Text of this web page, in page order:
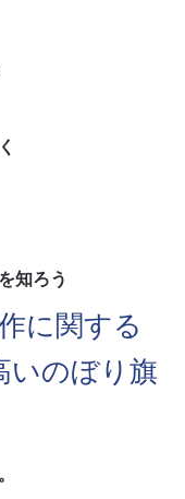
知ろう
に関する
いのぼり旗